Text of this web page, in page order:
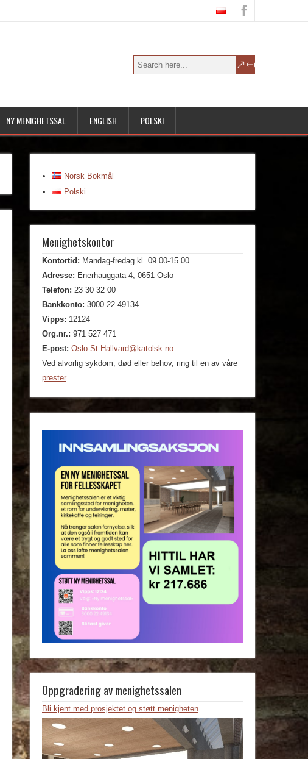
NY MENIGHETSSAL ENGLISH POLSKI
Norsk Bokmål
Polski
Menighetskontor
Kontortid: Mandag-fredag kl. 09.00-15.00
Adresse: Enerhauggata 4, 0651 Oslo
Telefon: 23 30 32 00
Bankkonto: 3000.22.49134
Vipps: 12124
Org.nr.: 971 527 471
E-post: Oslo-St.Hallvard@katolsk.no
Ved alvorlig sykdom, død eller behov, ring til en av våre
prester
Oppgradering av menighetssalen
Bli kjent med prosjektet og støtt menigheten